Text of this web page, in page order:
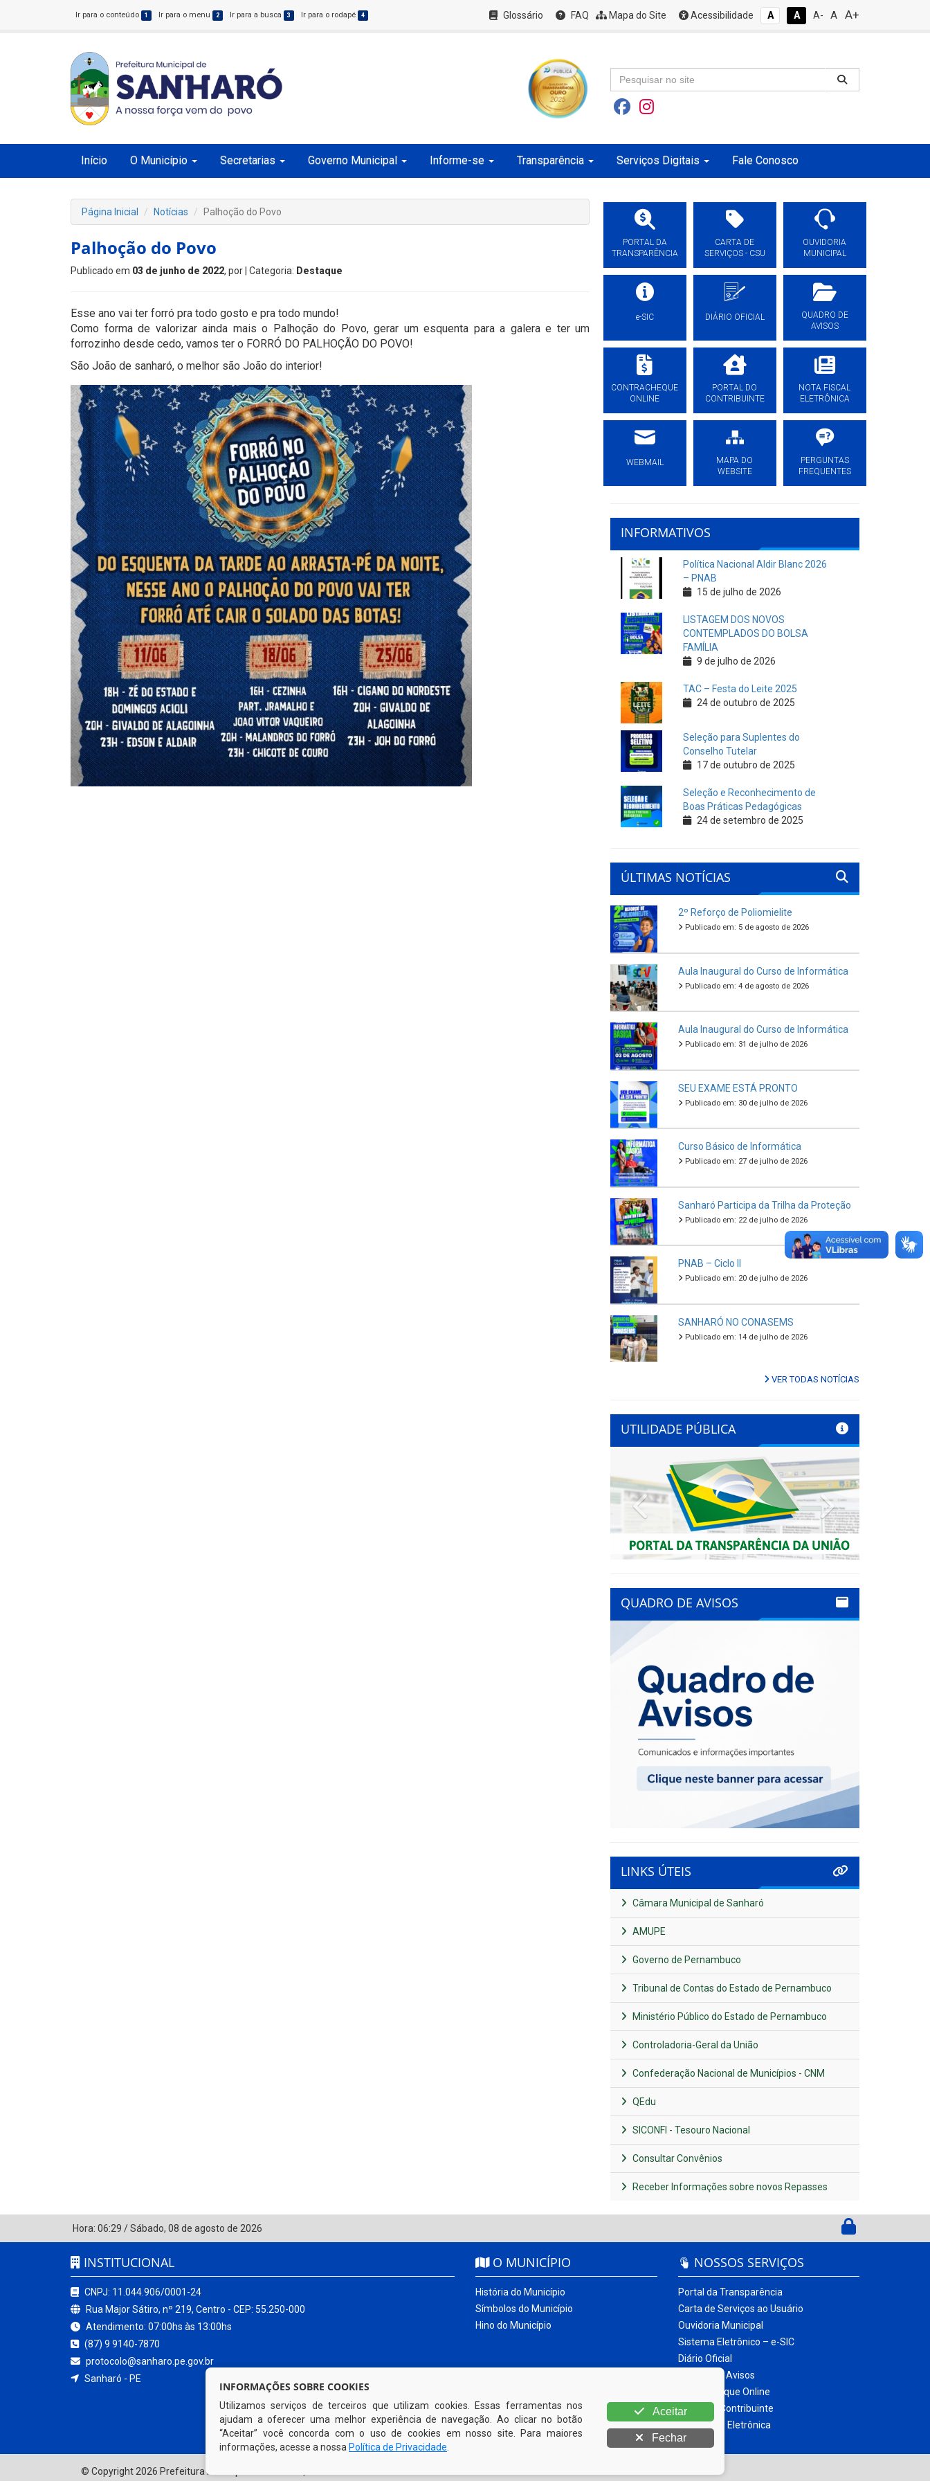
Ir para o conteúdo 1 Ir para o menu 2 Ir para a busca 3 Ir para o rodapé 4 Glossário FAQ Mapa do Site Acessibilidade A A A- A A+
Início O Município Secretarias Governo Municipal Informe-se Transparência Serviços Digitais Fale Conosco
Página Inicial Notícias Palhoção do Povo
Palhoção do Povo
Publicado em 03 de junho de 2022, por | Categoria: Destaque
Esse ano vai ter forró pra todo gosto e pra todo mundo!
Como forma de valorizar ainda mais o Palhoção do Povo, gerar um esquenta para a galera e ter um
forrozinho desde cedo, vamos ter o FORRÓ DO PALHOÇÃO DO POVO!
São João de sanharó, o melhor são João do interior!
PORTAL DA
TRANSPARÊNCIA
CARTA DE
SERVIÇOS - CSU
OUVIDORIA
MUNICIPAL
e-SIC DIÁRIO OFICIAL
QUADRO DE
AVISOS
CONTRACHEQUE
ONLINE
PORTAL DO
CONTRIBUINTE
NOTA FISCAL
ELETRÔNICA
WEBMAIL
MAPA DO
WEBSITE
PERGUNTAS
FREQUENTES
INFORMATIVOS
Política Nacional Aldir Blanc 2026
– PNAB
15 de julho de 2026
LISTAGEM DOS NOVOS
CONTEMPLADOS DO BOLSA
FAMÍLIA
9 de julho de 2026
TAC – Festa do Leite 2025
24 de outubro de 2025
Seleção para Suplentes do
Conselho Tutelar
17 de outubro de 2025
Seleção e Reconhecimento de
Boas Práticas Pedagógicas
24 de setembro de 2025
ÚLTIMAS NOTÍCIAS
2º Reforço de Poliomielite
Publicado em: 5 de agosto de 2026
Aula Inaugural do Curso de Informática
Publicado em: 4 de agosto de 2026
Aula Inaugural do Curso de Informática
Publicado em: 31 de julho de 2026
SEU EXAME ESTÁ PRONTO
Publicado em: 30 de julho de 2026
Curso Básico de Informática
Publicado em: 27 de julho de 2026
Sanharó Participa da Trilha da Proteção
Publicado em: 22 de julho de 2026
PNAB – Ciclo II
Publicado em: 20 de julho de 2026
SANHARÓ NO CONASEMS
Publicado em: 14 de julho de 2026
VER TODAS NOTÍCIAS
UTILIDADE PÚBLICA
Previous Next
QUADRO DE AVISOS
LINKS ÚTEIS
Câmara Municipal de Sanharó
AMUPE
Governo de Pernambuco
Tribunal de Contas do Estado de Pernambuco
Ministério Público do Estado de Pernambuco
Controladoria-Geral da União
Confederação Nacional de Municípios - CNM
QEdu
SICONFI - Tesouro Nacional
Consultar Convênios
Receber Informações sobre novos Repasses
Hora: 06:29 /Sábado, 08 de agosto de 2026
INSTITUCIONAL
CNPJ: 11.044.906/0001-24
Rua Major Sátiro, nº 219, Centro - CEP: 55.250-000
Atendimento: 07:00hs às 13:00hs
(87) 9 9140-7870
protocolo@sanharo.pe.gov.br
Sanharó - PE
O MUNICÍPIO
História do Município
Símbolos do Município
Hino do Município
NOSSOS SERVIÇOS
Portal da Transparência
Carta de Serviços ao Usuário
Ouvidoria Municipal
Sistema Eletrônico – e-SIC
Diário Oficial
Quadro de Avisos
Contracheque Online
Portal do Contribuinte
Nota Fiscal Eletrônica
© Copyright 2026 Prefeitura Municipal de Sanharó | Todos os direitos reservados
INFORMAÇÕES SOBRE COOKIES
Utilizamos serviços de terceiros que utilizam cookies. Essas ferramentas nos
ajudam a oferecer uma melhor experiência de navegação. Ao clicar no botão
“Aceitar” você concorda com o uso de cookies em nosso site. Para maiores
informações, acesse a nossa Política de Privacidade
Aceitar
Fechar